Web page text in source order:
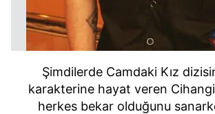
Şimdilerde Camdaki Kız
karakterine hayat veren
herkes bekar olduğunu